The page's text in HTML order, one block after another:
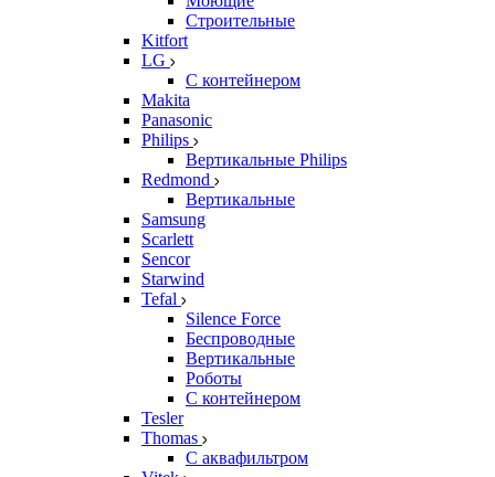
Строительные
Kitfort
LG
С контейнером
Makita
Panasonic
Philips
Вертикальные Philips
Redmond
Вертикальные
Samsung
Scarlett
Sencor
Starwind
Tefal
Silence Force
Беспроводные
Вертикальные
Роботы
С контейнером
Tesler
Thomas
С аквафильтром